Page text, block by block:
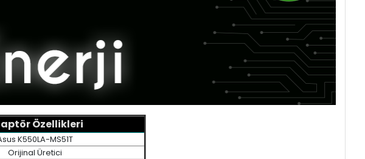
Özellikleri
K550LA-MS51T
Orijinal Üretici